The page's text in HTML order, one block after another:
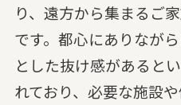
り、遠方から集まるご
です。都心にありなが
とした抜け感があると
れており、必要な施設